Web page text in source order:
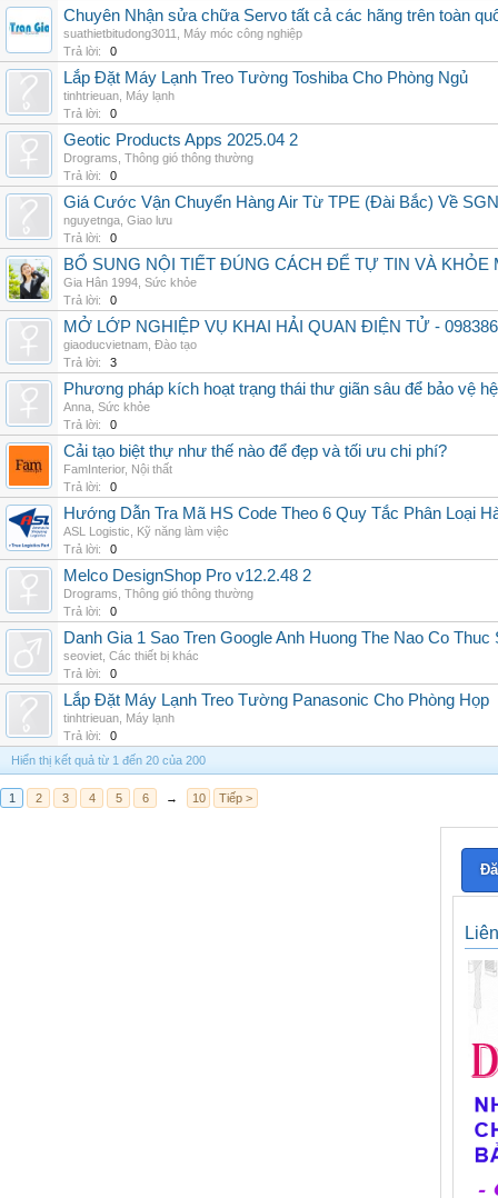
Chuyên Nhận sửa chữa Servo tất cả các hãng trên toàn
suathietbitudong3011
Máy móc công nghiệp
Trả lời:
0
Lắp Đặt Máy Lạnh Treo Tường Toshiba Cho Phòng Ngủ
tinhtrieuan Máy lạnh
Trả lời:
0
Geotic Products Apps 2025.04 2
Drograms Thông gió thông thường
Trả lời:
0
Giá Cước Vận Chuyển Hàng Air Từ TPE (Đài Bắc) Về SGN
nguyetnga Giao lưu
Trả lời:
0
BỔ SUNG NỘI TIẾT ĐÚNG CÁCH ĐỂ TỰ TIN VÀ KHỎE
Gia Hân 1994 Sức khỏe
Trả lời:
0
MỞ LỚP NGHIỆP VỤ KHAI HẢI QUAN ĐIỆN TỬ -
giaoducvietnam Đào tạo
Trả lời:
3
Phương pháp kích hoạt trạng thái thư giãn sâu để bảo vệ
Anna Sức khỏe
Trả lời:
0
Cải tạo biệt thự như thế nào để đẹp và tối ưu chi phí?
FamInterior, Nội thất
Trả lời:
0
Hướng Dẫn Tra Mã HS Code Theo 6 Quy Tắc Phân Loại
ASL Logistic
Kỹ năng làm việc
Trả lời:
0
Melco DesignShop Pro v12.2.48 2
Drograms Thông gió thông thường
Trả lời:
0
Danh Gia 1 Sao Tren Google Anh Huong The Nao Co Thuc
seoviet Các thiết bị khác
Trả lời:
0
Lắp Đặt Máy Lạnh Treo Tường Panasonic Cho Phòng Họp
tinhtrieuan Máy lạnh
Trả lời:
0
Hiển thị kết quả từ 1 đến 20 của 200
1 2 3 4 5 6 → 10 Tiếp >